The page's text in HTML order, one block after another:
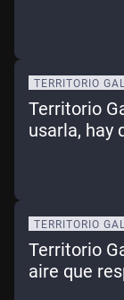
TERRITORIO
Territorio
usarla, hay
TERRITORIO
Territorio
aire que